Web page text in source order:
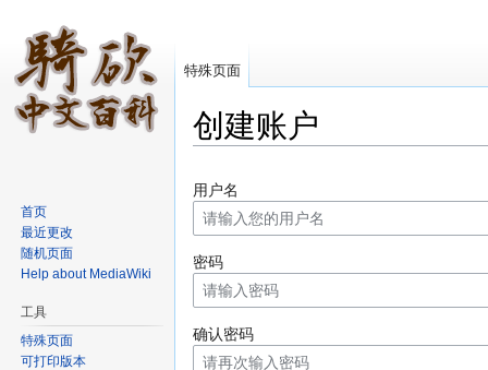
创建账户
用户名
密码
确认密码
特殊页面
首页
最近更改
随机页面
Help about MediaWiki
工具
特殊页面
可打印版本